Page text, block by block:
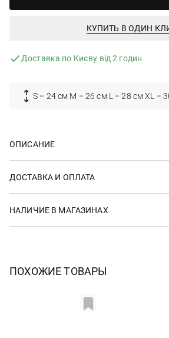
КУПИТЬ В ОДИН
Доставка по Києву від 2 годин
S = 24 см M = 26 см L = 28 см XL =
ОПИСАНИЕ
ДОСТАВКА И ОПЛАТА
НАЛИЧИЕ В МАГАЗИНАХ
ПОХОЖИЕ ТОВАРЫ